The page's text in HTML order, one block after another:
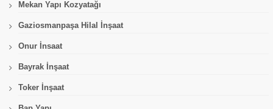
Mekan Yapı Kozyatağı
Gaziosmanpaşa Hilal İnşaat
Onur İnsaat
Bayrak İnşaat
Toker İnşaat